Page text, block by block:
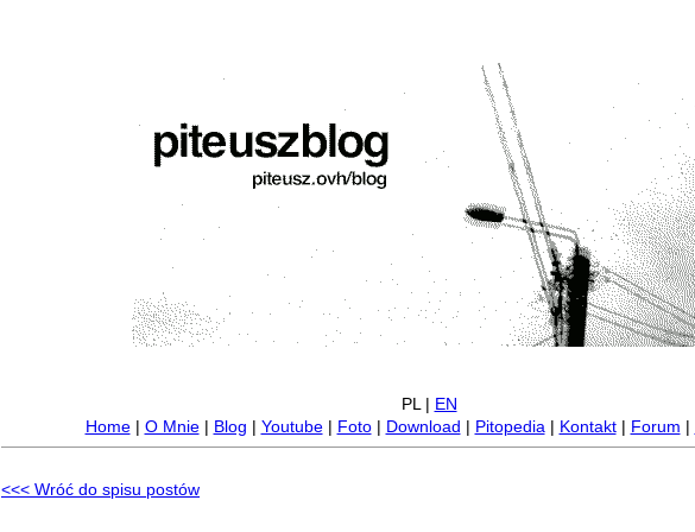
PL | EN
Home| O Mnie| Blog | Youtube| Foto| Download | Pitopedia | Kontakt| Forum |
<<< Wróć do spisu postów